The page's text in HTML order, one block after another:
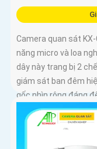
Camera quan sát
năng micro và loa
dây này trang bị 2
giám sát ban đêm
gốc nhìn rộng đáng